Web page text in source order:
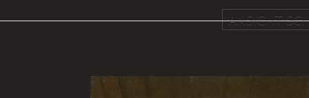
ANSICHT